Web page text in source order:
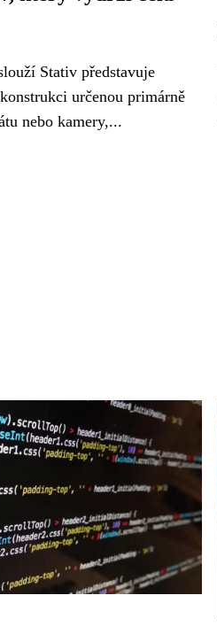
Stativ představuje
určenou primárně
nebo kamery,...